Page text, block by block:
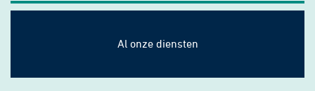
Al onze diensten